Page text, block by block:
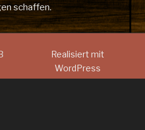
schaffen.
Realisiert mit
WordPress